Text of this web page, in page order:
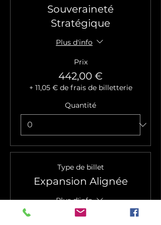
Souveraineté
Stratégique
Plus d'info
Prix
442,00 €
+ 11,05 € de frais de billetterie
Quantité
Type de billet
Expansion Alignée
Plus d'info
Prix